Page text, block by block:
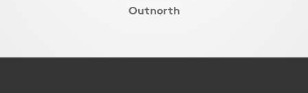
Outnorth